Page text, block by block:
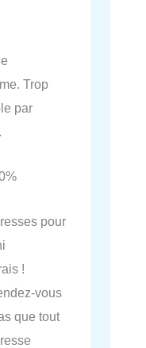
Trop
par
pour
!
vous
que tout